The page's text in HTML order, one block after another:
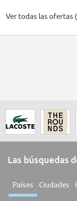
Ver todas las ofertas
Las búsquedas
Países Ciudades